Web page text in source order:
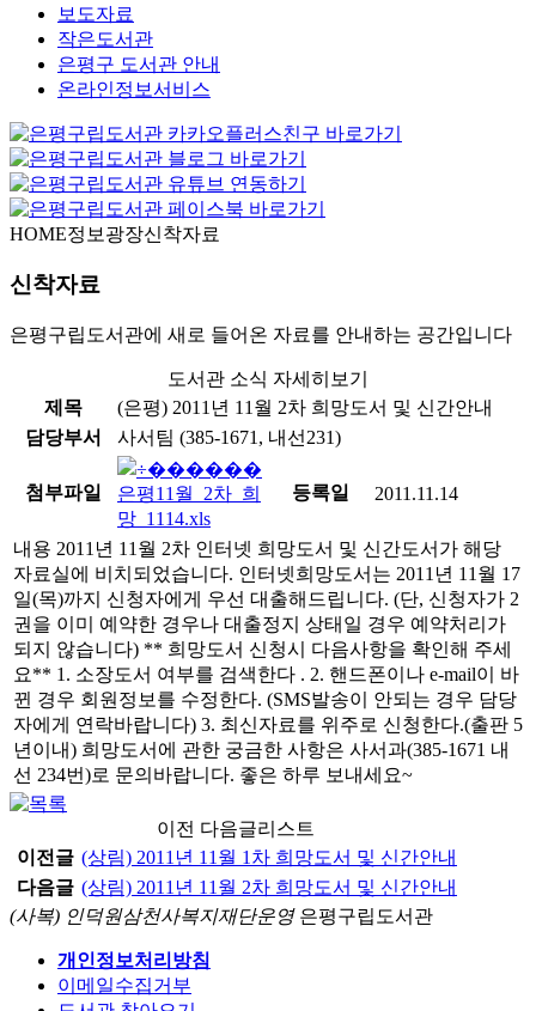
보도자료
작은도서관
은평구 도서관 안내
온라인정보서비스
HOME정보광장신착자료
신착자료
은평구립도서관에 새로 들어온 자료를 안내하는 공간입니다
도서관 소식 자세히보기
제목
(은평) 2011년 11월 2차 희망도서 및 신간안내
담당부서
사서팀 (385-1671, 내선231)
첨부파일
은평11월_2차_희
망_1114.xls
등록일 2011.11.14
내용 2011년 11월 2차 인터넷 희망도서 및 신간도서가 해당
자료실에 비치되었습니다. 인터넷희망도서는 2011년 11월 17
일(목)까지 신청자에게 우선 대출해드립니다. (단, 신청자가 2
권을 이미 예약한 경우나 대출정지 상태일 경우 예약처리가
되지 않습니다) ** 희망도서 신청시 다음사항을 확인해 주세
요** 1. 소장도서 여부를 검색한다 . 2. 핸드폰이나 e-mail이 바
뀐 경우 회원정보를 수정한다. (SMS발송이 안되는 경우 담당
자에게 연락바랍니다) 3. 최신자료를 위주로 신청한다.(출판 5
년이내) 희망도서에 관한 궁금한 사항은 사서과(385-1671 내
선 234번)로 문의바랍니다. 좋은 하루 보내세요~
이전 다음글리스트
이전글 (상림) 2011년 11월 1차 희망도서 및 신간안내
다음글 (상림) 2011년 11월 2차 희망도서 및 신간안내
(사복) 인덕원삼천사복지재단운영은평구립도서관
개인정보처리방침
이메일수집거부